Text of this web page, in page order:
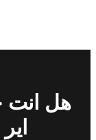
هل انت